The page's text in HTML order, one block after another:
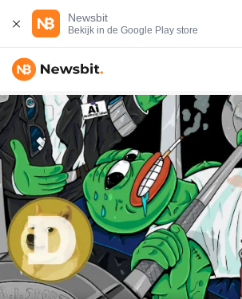
Newsbit
Bekijk in de Google Play store